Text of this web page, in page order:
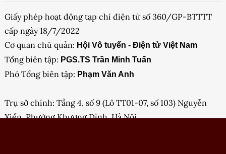
Giấy phép hoạt động tạp chí điện tử số 360/GP-BTTTT
cấp ngày 18/7/2022
Cơ quan chủ quản: Hội Vô tuyến - Điện tử Việt Nam
Tổng biên tập: PGS.TS Trần Minh Tuấn
Phó Tổng biên tập: Phạm Văn Anh
Trụ sở chính: Tầng 4, số 9 (Lô TT01-07, số 103) Nguyễn
Xiển, Phường Khương Đình, Hà Nội